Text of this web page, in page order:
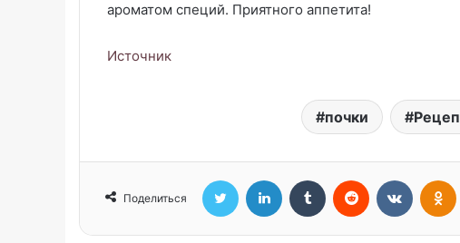
ароматом специй. Приятного аппетита!
Источник
почки
Поделиться
Twitter LinkedIn Tumblr Reddit